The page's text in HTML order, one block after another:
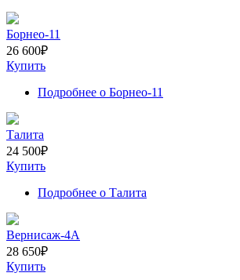
Борнео-11
26 600₽
Купить
Подробнее о Борнео-11
Талита
24 500₽
Купить
Подробнее о Талита
Вернисаж-4А
28 650₽
Купить